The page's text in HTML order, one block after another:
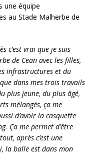
une équipe
au Stade Malherbe de
c’est vrai que je suis
de Cean avec les filles,
infrastructures et du
dans mes trois travails
plus jeune, du plus âgé,
mélangés, ça me
d’avoir la casquette
Ça me permet d’être
après c’est une
la balle est dans mon